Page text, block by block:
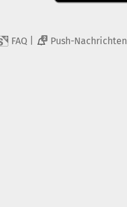
FAQ 2 Push-Nachrichten